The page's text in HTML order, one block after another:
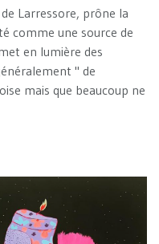
Larressore, prône la
comme une source de
en lumière des
" de
mais que beaucoup ne